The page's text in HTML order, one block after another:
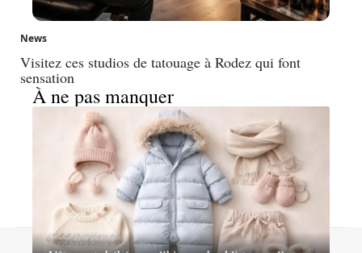
News
Visitez ces studios de tatouage à Rodez qui font
sensation
À ne pas manquer
Contact Mentions légales Sitemap